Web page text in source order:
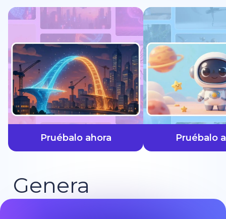
Pruébalo ahora Pruébalo
Genera
más rápido